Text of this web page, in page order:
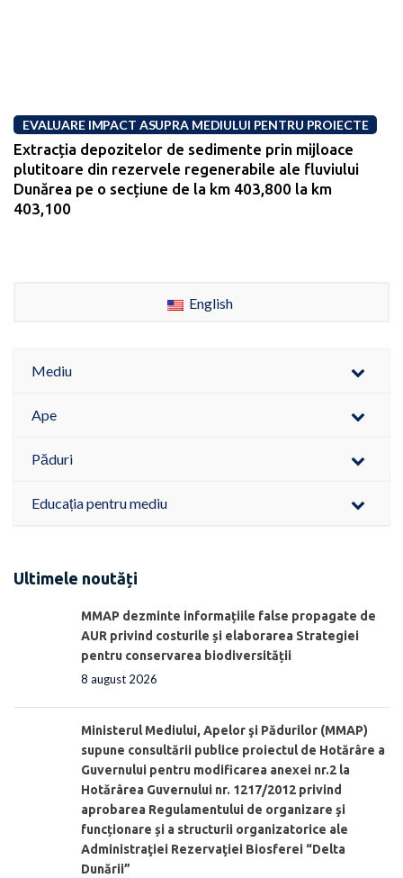
EVALUARE IMPACT ASUPRA MEDIULUI PENTRU PROIECTE
Extracția depozitelor de sedimente prin mijloace
plutitoare din rezervele regenerabile ale fluviului
Dunărea pe o secțiune de la km 403,800 la km
403,100
English
Mediu
Ape
Păduri
Educația pentru mediu
Ultimele noutăți
MMAP dezminte informațiile false propagate de
AUR privind costurile și elaborarea Strategiei
pentru conservarea biodiversității
8 august 2026
Ministerul Mediului, Apelor şi Pădurilor (MMAP)
supune consultării publice proiectul de Hotărâre a
Guvernului pentru modificarea anexei nr.2 la
Hotărârea Guvernului nr. 1217/2012 privind
aprobarea Regulamentului de organizare şi
funcționare și a structurii organizatorice ale
Administraţiei Rezervaţiei Biosferei “Delta
Dunării”